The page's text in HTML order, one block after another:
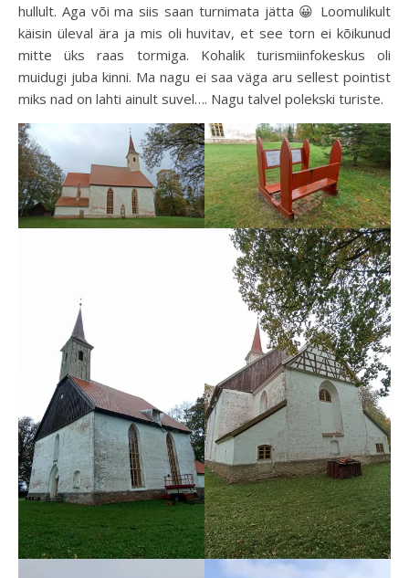
hullult. Aga või ma siis saan turnimata jätta 😀 Loomulikult
käisin üleval ära ja mis oli huvitav, et see torn ei kõikunud
mitte üks raas tormiga. Kohalik turismiinfokeskus oli
muidugi juba kinni. Ma nagu ei saa väga aru sellest pointist
miks nad on lahti ainult suvel…. Nagu talvel polekski turiste.